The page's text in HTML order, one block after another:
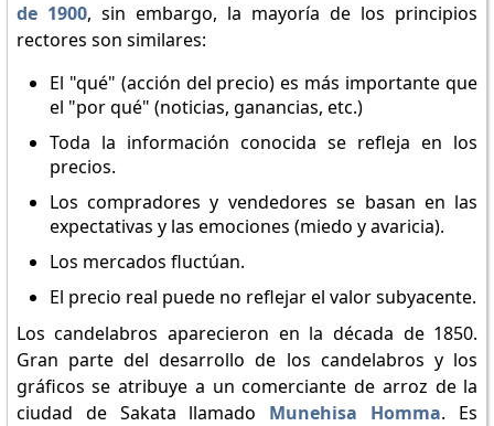
de 1900, sin embargo, la mayoría de los principios
rectores son similares:
El "qué" (acción del precio) es más importante que
el "por qué" (noticias, ganancias, etc.)
Toda la información conocida se refleja en los
precios.
Los compradores y vendedores se basan en las
expectativas y las emociones (miedo y avaricia).
Los mercados fluctúan.
El precio real puede no reflejar el valor subyacente.
Los candelabros aparecieron en la década de 1850.
Gran parte del desarrollo de los candelabros y los
gráficos se atribuye a un comerciante de arroz de la
ciudad de Sakata llamado Munehisa Homma. Es